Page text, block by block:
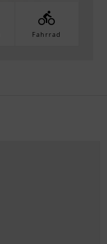
Fahrrad